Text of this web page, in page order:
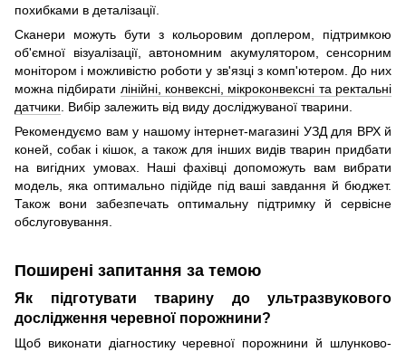
похибками в деталізації.
Сканери можуть бути з кольоровим доплером, підтримкою
об'ємної візуалізації, автономним акумулятором, сенсорним
монітором і можливістю роботи у зв'язці з комп'ютером. До них
можна підбирати лінійні, конвексні, мікроконвексні та ректальні
датчики . Вибір залежить від виду досліджуваної тварини.
Рекомендуємо вам у нашому інтернет-магазині УЗД для ВРХ й
коней, собак і кішок, а також для інших видів тварин придбати
на вигідних умовах. Наші фахівці допоможуть вам вибрати
модель, яка оптимально підійде під ваші завдання й бюджет.
Також вони забезпечать оптимальну підтримку й сервісне
обслуговування.
Поширені запитання за темою
Як підготувати тварину до ультразвукового
дослідження черевної порожнини?
Щоб виконати діагностику черевної порожнини й шлунково-